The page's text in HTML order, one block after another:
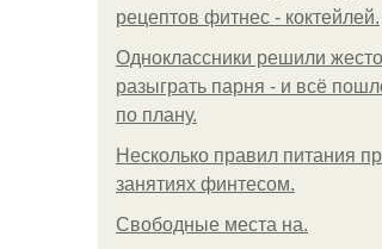
рецептов фитнес - коктейлей.
Одноклассники решили
разыграть парня - и всё
по плану.
Несколько правил питания
занятиях финтесом.
Свободные места на.